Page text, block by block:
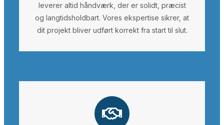
leverer altid håndværk, der er solidt, præcist
og langtidsholdbart. Vores ekspertise sikrer, at
dit projekt bliver udført korrekt fra start til slut.